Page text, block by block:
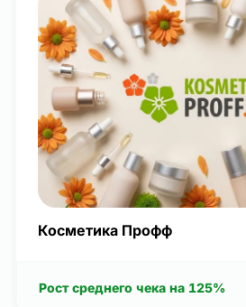
Косметика Профф
Рост среднего чека на 125%